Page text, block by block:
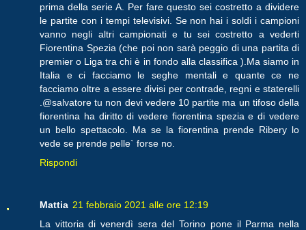
prima della serie A. Per fare questo sei costretto a dividere
le partite con i tempi televisivi. Se non hai i soldi i campioni
vanno negli altri campionati e tu sei costretto a vederti
Fiorentina Spezia (che poi non sarà peggio di una partita di
premier o Liga tra chi è in fondo alla classifica ).Ma siamo in
Italia e ci facciamo le seghe mentali e quante ce ne
facciamo oltre a essere divisi per contrade, regni e staterelli
.@salvatore tu non devi vedere 10 partite ma un tifoso della
fiorentina ha diritto di vedere fiorentina spezia e di vedere
un bello spettacolo. Ma se la fiorentina prende Ribery lo
vede se prende pelle` forse no.
Rispondi
Mattia 21 febbraio 2021 alle ore 12:19
La vittoria di venerdì sera del Torino pone il Parma nella